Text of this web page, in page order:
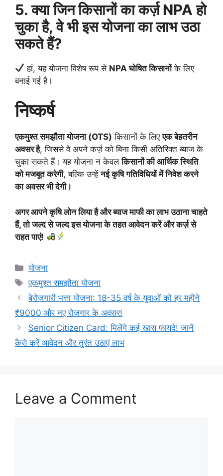
5. क्या जिन किसानों का कर्ज़ NPA हो
चुका है, वे भी इस योजना का लाभ उठा
सकते हैं?
हां, यह योजना विशेष रूप से NPA घोषित किसानोंके लिए
बनाई गई है।
निष्कर्ष
एकमुश्त समझौता योजना (OTS) किसानों के लिएएक बेहतरीन
अवसर है, जिससे वे अपने कर्ज़ को बिना किसी अतिरिक्त ब्याज के
चुका सकते हैं। यह योजना न केवलकिसानों की आर्थिक स्थिति
को मजबूत करेगी, बल्कि उन्हेंनई कृषि गतिविधियों में निवेश करने
का अवसर भी देगी।
अगर आपने कृषि लोन लिया है और ब्याज माफी का लाभ उठाना चाहते
हैं, तो जल्द से जल्द इस योजना के तहत आवेदन करें और कर्ज़ से
राहत पाएं!
Categories
योजना
Tags
एकमुश्त समझौता योजना
बेरोजगारी भत्ता योजना: 18-35 वर्ष के युवाओं को हर महीने
₹9000 और नए रोजगार के अवसर!
Senior Citizen Card: मिलेंगे कई खास फायदे! जानें
कैसे करें आवेदन और तुरंत उठाएं लाभ
Leave a Comment